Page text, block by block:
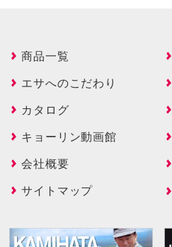
商品一覧
エサへのこだわり
カタログ
キョーリン動画館
会社概要
サイトマップ